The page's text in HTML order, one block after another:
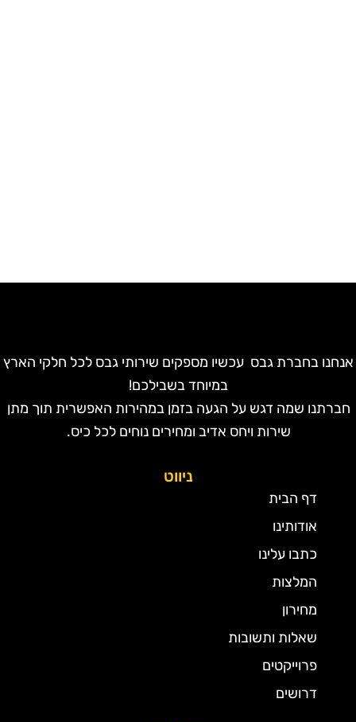
בחברת גבס עכשיו מספקים שירותי גבס לכל חלקי הארץ
במיוחד בשבילכם!
חברתנו שמה דגש על הגעה בזמן במהירות האפשרית תוך מתן
שירות ויחס אדיב ומחירים נוחים לכל כיס.
ניווט
דף הבית
אודותינו
כתבו עלינו
המלצות
מחירון
שאלות ותשובות
פרוייקטים
דרושים